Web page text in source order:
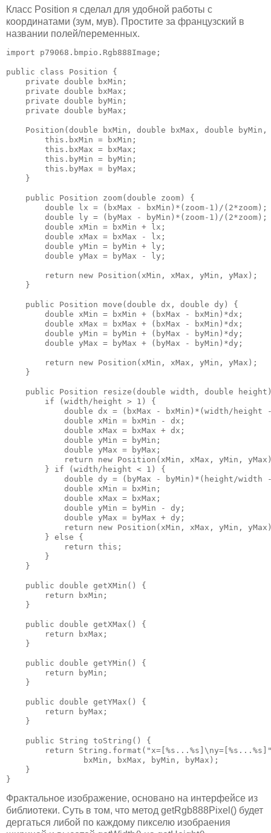
Класс Position я сделал для удобной работы с
координатами (зум, мув). Простите за французский в
названии полей/переменных.
import p79068.bmpio.Rgb888Image;
public class Position {
    private double bxMin;
    private double bxMax;
    private double byMin;
    private double byMax;
Position(double bxMin, double bxMax, double byMin,
        this.bxMin = bxMin;
        this.bxMax = bxMax;
        this.byMin = byMin;
        this.byMax = byMax;
    }
    public Position zoom(double zoom) {
        double lx = (bxMax - bxMin)*(zoom-1)/(2*zoom);
        double ly = (byMax - byMin)*(zoom-1)/(2*zoom);
        double xMin = bxMin + lx;
        double xMax = bxMax - lx;
        double yMin = byMin + ly;
        double yMax = byMax - ly;
        return new Position(xMin, xMax, yMin, yMax);
    }
    public Position move(double dx, double dy) {
        double xMin = bxMin + (bxMax - bxMin)*dx;
        double xMax = bxMax + (bxMax - bxMin)*dx;
        double yMin = byMin + (byMax - byMin)*dy;
        double yMax = byMax + (byMax - byMin)*dy;
        return new Position(xMin, xMax, yMin, yMax);
    }
public Position resize(double width, double
        if (width/height > 1) {
double dx = (bxMax - bxMin)*(width/height
            double xMin = bxMin - dx;
            double xMax = bxMax + dx;
            double yMin = byMin;
            double yMax = byMax;
return new Position(xMin, xMax, yMin,
        } if (width/height < 1) {
double dy = (byMax - byMin)*(height/width
            double xMin = bxMin;
            double xMax = bxMax;
            double yMin = byMin - dy;
            double yMax = byMax + dy;
return new Position(xMin, xMax, yMin,
        } else {
            return this;
        }
    }
    public double getXMin() {
        return bxMin;
    }
    public double getXMax() {
        return bxMax;
    }
    public double getYMin() {
        return byMin;
    }
    public double getYMax() {
        return byMax;
    }
    public String toString() {
return
                bxMin, bxMax, byMin, byMax);
    }
}
Фрактальное изображение, основано на интерфейсе из
библиотеки. Суть в том, что метод getRgb888Pixel() будет
дергаться либой по каждому пикселю изобраения